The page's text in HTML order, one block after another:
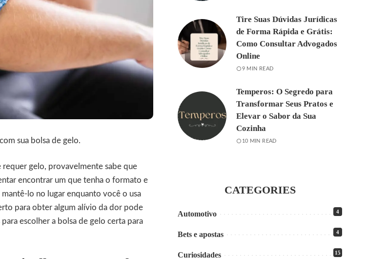
sua bolsa de gelo.
requer gelo, provavelmente sabe que
encontrar um que tenha o formato e
lo no lugar enquanto você o usa
para obter algum alívio da dor pode
escolher a bolsa de gelo certa para
Tire Suas Dúvidas Jurídicas
de Forma Rápida e Grátis:
Como Consultar Advogados
Online
9 MIN READ
Temperos: O Segredo para
Transformar Seus Pratos e
Elevar o Sabor da Sua
Cozinha
10 MIN READ
CATEGORIES
Automotivo 4
Bets e apostas 4
Curiosidades 15